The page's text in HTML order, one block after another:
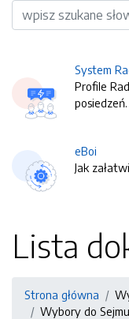
Wyszukiwarka
System
Profile
posiedzeń.
eBoi
Jak
Lista
Strona główna
Wybory do